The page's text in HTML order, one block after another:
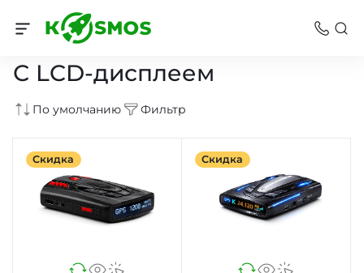
Радар-детекторы
С LCD-дисплеем
По умолчанию Фильтр
Скидка Скидка